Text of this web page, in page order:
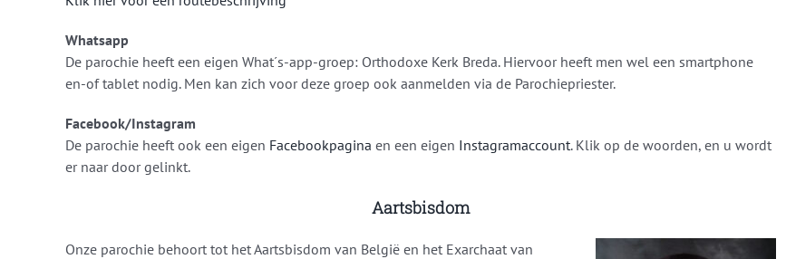
Whatsapp
De parochie heeft een eigen What´s-app-groep: Orthodoxe Kerk Breda. Hiervoor heeft men wel een smartphone
en-of tablet nodig. Men kan zich voor deze groep ook aanmelden via de Parochiepriester.
Facebook/Instagram
De parochie heeft ook een eigen Facebookpagina en een eigen Instagramaccount. Klik op de woorden, en u wordt
er naar door gelinkt.
Aartsbisdom
Onze parochie behoort tot het Aartsbisdom van België en het Exarchaat van